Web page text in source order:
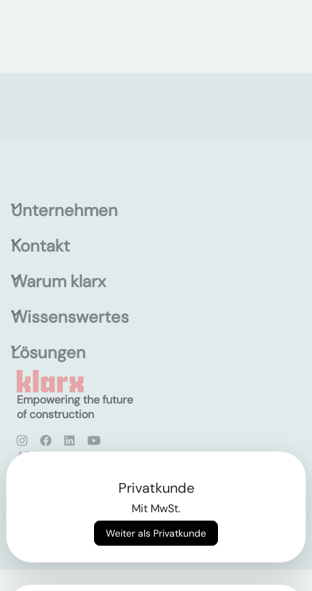
Unternehmen
Kontakt
Warum klarx
Wissenswertes
Lösungen
Empowering the future
of construction
AGB
Privatkunde
Mit MwSt.
Weiter als Privatkunde